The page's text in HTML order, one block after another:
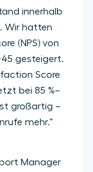
innerhalb
Wir hatten
(NPS) von
gesteigert.
Score
bei 85 %–
großartig –
mehr."
Manager